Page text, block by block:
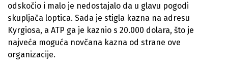
odskočio i malo je nedostajalo da u glavu pogodi
skupljača loptica. Sada je stigla kazna na adresu
Kyrgiosa, a ATP ga je kaznio s 20.000 dolara, što je
najveća moguća novčana kazna od strane ove
organizacije.